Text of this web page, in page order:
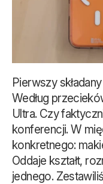
Pierwszy
Według
Ultra. Czy
konferencji. W
konkretnego:
Oddaje kształt,
jednego.